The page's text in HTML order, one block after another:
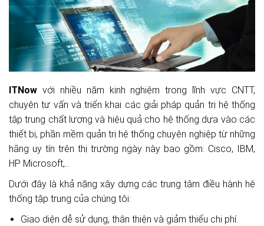
ITNow với nhiều năm kinh nghiệm trong lĩnh vực CNTT,
chuyên tư vấn và triển khai các giải pháp quản trị hệ thống
tập trung chất lượng và hiệu quả cho hệ thống dựa vào các
thiết bị, phần mềm quản trị hệ thống chuyên nghiệp từ những
hãng uy tín trên thị trường ngày này bao gồm: Cisco, IBM,
HP Microsoft,…
Dưới đây là khả năng xây dựng các trung tâm điều hành hệ
thống tập trung của chúng tôi:
Giao diện dễ sử dụng, thân thiện và giảm thiểu chi phí.